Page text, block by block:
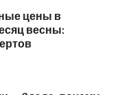
цены в
весны: